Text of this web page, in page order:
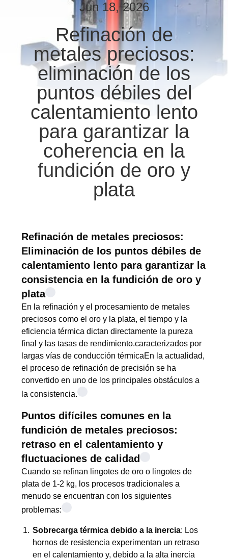
CONTROL
CALIDAD
ÉNTRENOS
CONTACTO
NOTICIAS
CITA
MAPA
DEL
SITIO
POLÍTICA
PRIVACIDAD
Jun 18, 2026
Refinación de
metales preciosos:
eliminación de los
puntos débiles del
calentamiento lento
para garantizar la
coherencia en la
fundición de oro y
plata
Refinación de metales preciosos:
Eliminación de los puntos débiles de
calentamiento lento para garantizar la
consistencia en la fundición de oro y
plata
En la refinación y el procesamiento de metales
preciosos como el oro y la plata, el tiempo y la
eficiencia térmica dictan directamente la pureza
final y las tasas de rendimiento.caracterizados por
largas vías de conducción térmicaEn la actualidad,
el proceso de refinación de precisión se ha
convertido en uno de los principales obstáculos a
la consistencia.
Puntos difíciles comunes en la
fundición de metales preciosos:
retraso en el calentamiento y
fluctuaciones de calidad
Cuando se refinan lingotes de oro o lingotes de
plata de 1-2 kg, los procesos tradicionales a
menudo se encuentran con los siguientes
problemas:
Sobrecarga térmica debido a la inercia: Los
hornos de resistencia experimentan un retraso
en el calentamiento y, debido a la alta inercia